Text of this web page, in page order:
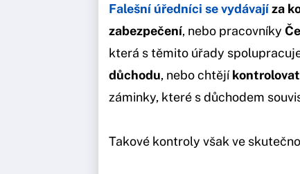
Falešní úředníci se vydávajíza
zabezpečení, nebo pracovníky
která s těmito úřady
důchodu, nebo chtějí
záminky, které s důchodem
Takové kontroly však ve